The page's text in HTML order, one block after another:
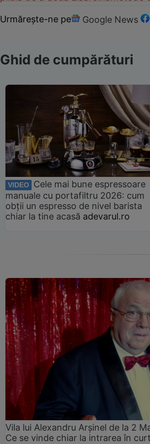
Urmărește-ne pe Google News
Ghid de cumpărături
VIDEO
Cele mai bune espressoare
manuale cu portafiltru 2026: cum
obții un espresso de nivel barista
chiar la tine acasă adevarul.ro
Vila lui Alexandru Arșinel de la 2
Ce se vinde chiar la intrarea în